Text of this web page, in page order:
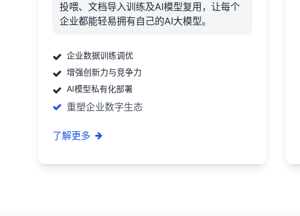
投喂、文档导入训练及AI模型复用，让每个
企业都能轻易拥有自己的AI大模型。
企业数据训练调优
增强创新力与竞争力
AI模型私有化部署
重塑企业数字生态
了解更多